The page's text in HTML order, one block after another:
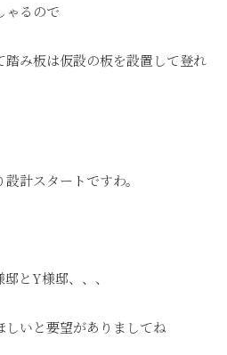
ゃるので
み板は仮設の板を設置して登れ
計スタートですわ。
とY様邸、、、
いと要望がありましてね